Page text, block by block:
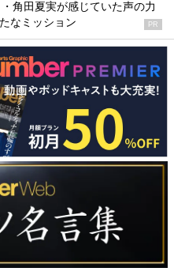
角田夏実が感じていた声の力
なミッション
PR